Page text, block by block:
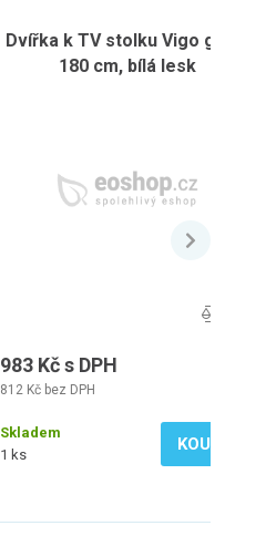
Dvířka k TV stolku Vigo glass
180 cm, bílá lesk
983 Kč s DPH
812 Kč bez DPH
Skladem
1 ks
KOUPIT